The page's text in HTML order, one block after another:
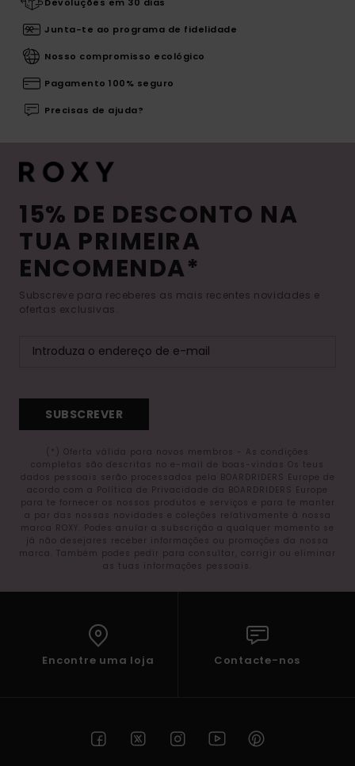
Junta-te ao programa de fidelidade
Nosso compromisso ecológico
Pagamento 100% seguro
Precisas de ajuda?
15% DE DESCONTO NA
TUA PRIMEIRA
ENCOMENDA*
Subscreve para receberes as mais recentes novidades e
ofertas exclusivas.
SUBSCREVER
(*) Oferta válida para novos membros - As condições
completas são descritas no e-mail de boas-vindas Os teus
dados pessoais serão processados pela BOARDRIDERS Europe de
acordo com a Política de Privacidade da BOARDRIDERS Europe
para te fornecer os nossos produtos e serviços e para te manter
a par das nossas novidades e coleções relativamente à nossa
marca ROXY. Podes anular a subscrição a qualquer momento se
já não desejares receber informações ou promoções da nossa
marca. Também podes pedir para consultar, corrigir ou eliminar
as tuas informações pessoais.
Encontre uma loja Contacte-nos